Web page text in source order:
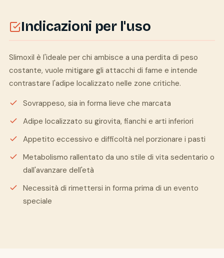
Indicazioni per l'uso
Slimoxil è l'ideale per chi ambisce a una perdita di peso
costante, vuole mitigare gli attacchi di fame e intende
contrastare l'adipe localizzato nelle zone critiche.
Sovrappeso, sia in forma lieve che marcata
Adipe localizzato su girovita, fianchi e arti inferiori
Appetito eccessivo e difficoltà nel porzionare i pasti
Metabolismo rallentato da uno stile di vita sedentario o
dall'avanzare dell'età
Necessità di rimettersi in forma prima di un evento
speciale